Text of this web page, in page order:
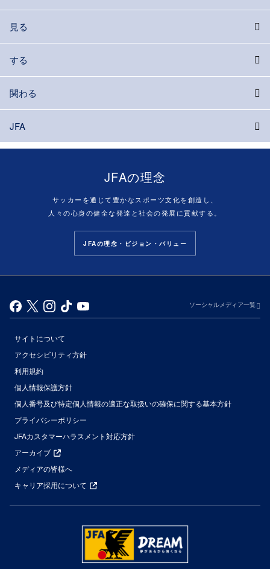
見る
する
関わる
JFA
JFAの理念
サッカーを通じて豊かなスポーツ文化を創造し、
人々の心身の健全な発達と社会の発展に貢献する。
JFAの理念・ビジョン・バリュー
ソーシャルメディア一覧
サイトについて
アクセシビリティ方針
利用規約
個人情報保護方針
個人番号及び特定個人情報の適正な取扱いの確保に関する基本方針
プライバシーポリシー
JFAカスタマーハラスメント対応方針
アーカイブ
メディアの皆様へ
キャリア採用について